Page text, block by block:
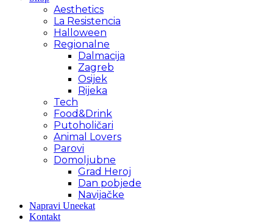
Aesthetics
La Resistencia
Halloween
Regionalne
Dalmacija
Zagreb
Osijek
Rijeka
Tech
Food&Drink
Putoholičari
Animal Lovers
Parovi
Domoljubne
Grad Heroj
Dan pobjede
Navijačke
Napravi Uneekat
Kontakt